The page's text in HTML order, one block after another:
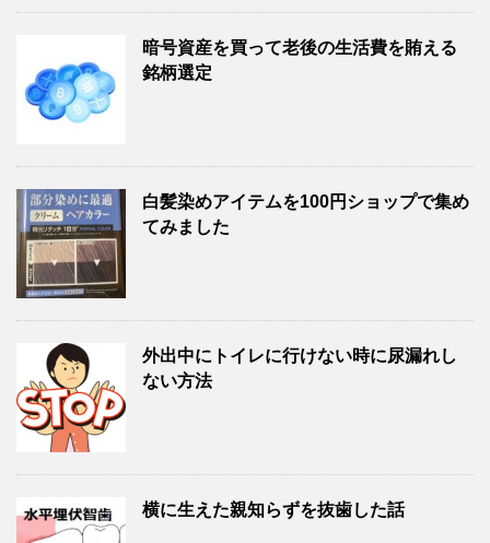
暗号資産を買って老後の生活費を賄える
銘柄選定
白髪染めアイテムを100円ショップで集め
てみました
外出中にトイレに行けない時に尿漏れし
ない方法
横に生えた親知らずを抜歯した話